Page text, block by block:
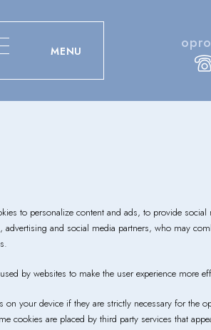
MENU
to personalize content and ads, to provide
and social media partners, who may
by websites to make the user experience more
on your device if they are strictly necessary for
cookies are placed by third party services that